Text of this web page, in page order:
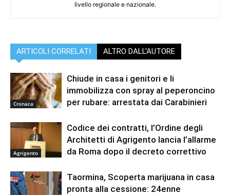
livello regionale e nazionale.
ARTICOLI CORRELATI ALTRO DALL'AUTORE
Cronaca
Chiude in casa i genitori e li
immobilizza con spray al peperoncino
per rubare: arrestata dai Carabinieri
Agrigento
Codice dei contratti, l’Ordine degli
Architetti di Agrigento lancia l’allarme
da Roma dopo il decreto correttivo
Taormina, Scoperta marijuana in casa
pronta alla cessione: 24enne